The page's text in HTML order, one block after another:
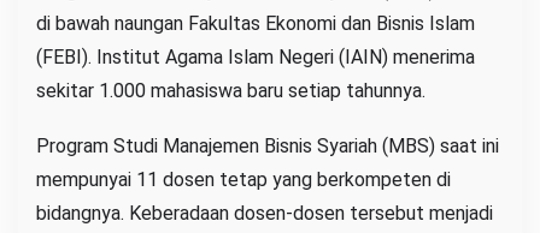
di bawah naungan Fakultas Ekonomi dan Bisnis Islam
(FEBI). Institut Agama Islam Negeri (IAIN) menerima
sekitar 1.000 mahasiswa baru setiap tahunnya.
Program Studi Manajemen Bisnis Syariah (MBS) saat ini
mempunyai 11 dosen tetap yang berkompeten di
bidangnya. Keberadaan dosen-dosen tersebut menjadi